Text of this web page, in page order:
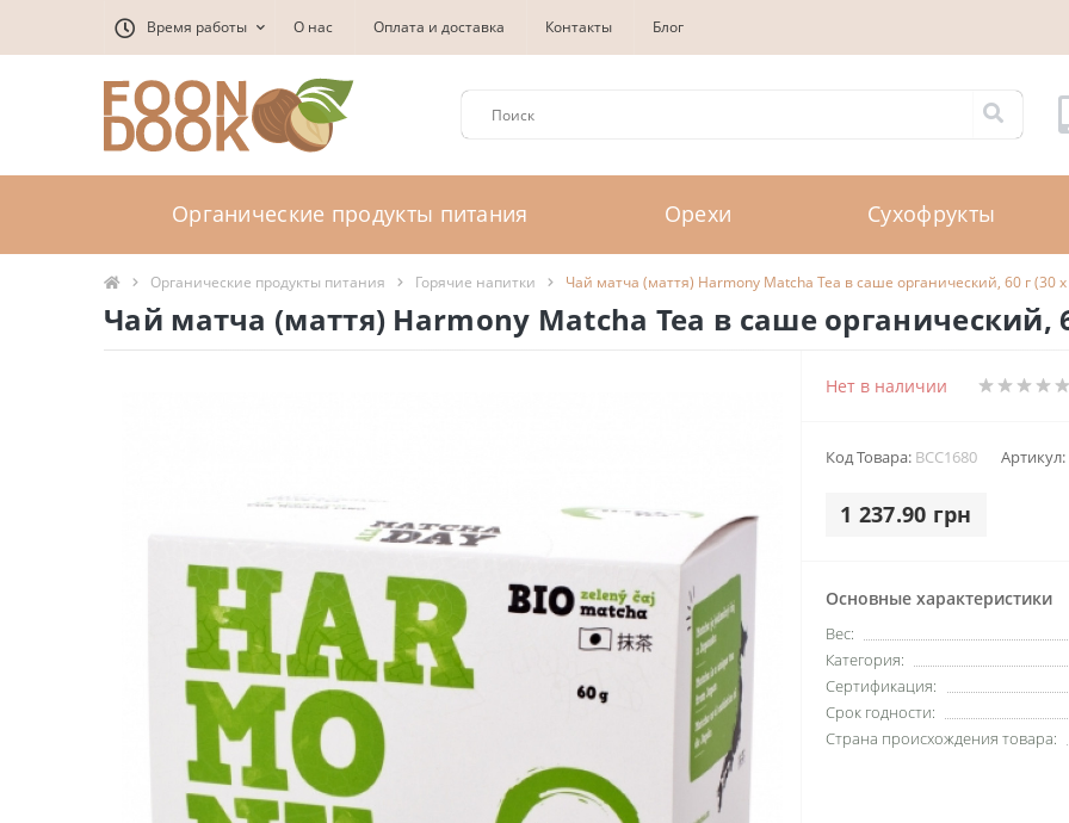
Время работы О нас Оплата и доставка Контакты Блог
Органические продукты питания Орехи Сухофрукты
Органические продукты питания Горячие напитки Чай матча (маття) Harmony Matcha Tea в саше органический, 60 г (30 x
Чай матча (маття) Harmony Matcha Tea в саше органический,
Нет в наличии
Код Товара: BCC1680 Артикул:
1 237.90 грн
Основные характеристики
Вес:
Категория:
Сертификация:
Срок годности:
Страна происхождения товара: